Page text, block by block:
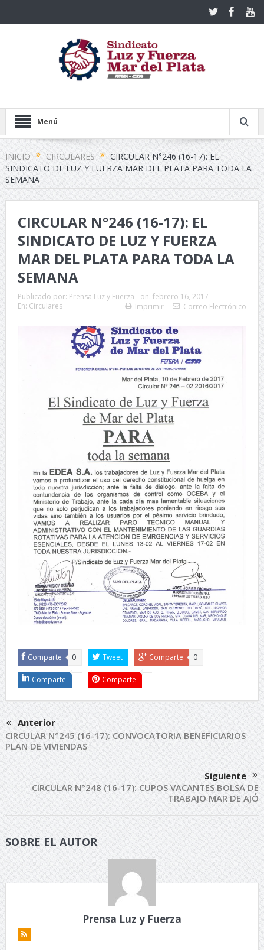
Menú
INICIO CIRCULARES
CIRCULAR N°246 (16-17): EL
SINDICATO DE LUZ Y FUERZA MAR DEL PLATA PARA TODA LA
SEMANA
CIRCULAR N°246 (16-17): EL
SINDICATO DE LUZ Y FUERZA
MAR DEL PLATA PARA TODA LA
SEMANA
Publicado por: Prensa Luz y Fuerza on: febrero 16, 2017
En: Circulares Imprimir Correo Electrónico
Comparte 0 Tweet Comparte 0
Comparte Comparte
Anterior
CIRCULAR N°245 (16-17): CONVOCATORIA BENEFICIARIOS
PLAN DE VIVIENDAS
Siguiente
CIRCULAR N°248 (16-17): CUPOS VACANTES BOLSA DE
TRABAJO MAR DE AJÓ
SOBRE EL AUTOR
Prensa Luz y Fuerza